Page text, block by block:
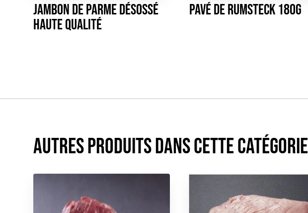
Jambon de Parme désossé
haute qualité
Pavé de rumsteck 180g
Autres produits dans cette catégorie